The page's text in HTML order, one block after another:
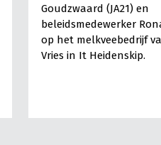
Goudzwaard (JA21) en
beleidsmedewerker
op het melkveebedrijf
Vries in It Heidenskip.